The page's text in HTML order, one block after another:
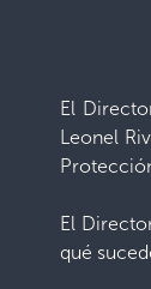
El
Leonel
El
qué